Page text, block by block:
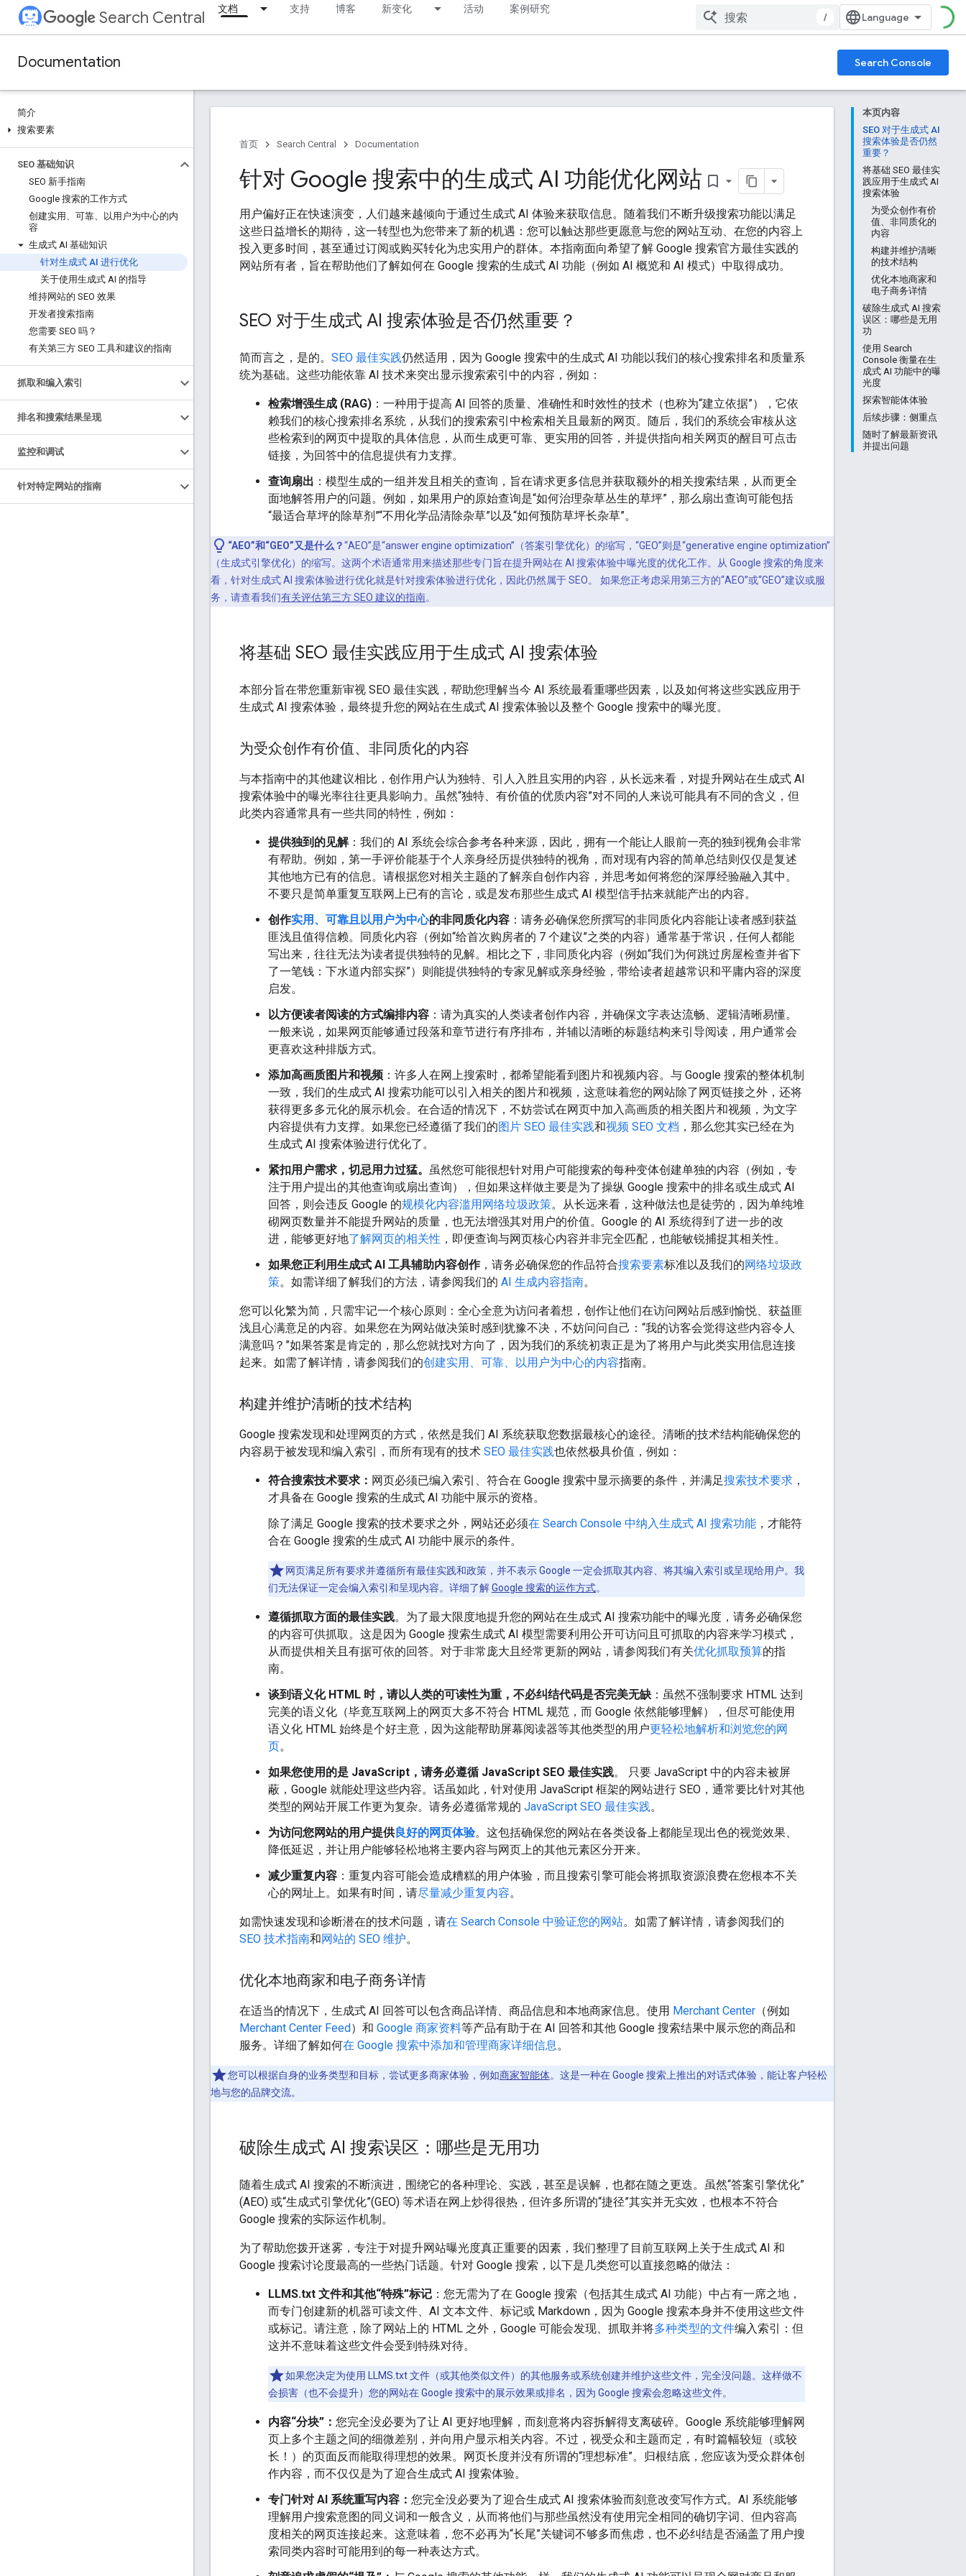
Search Central 文档 支持 博客 新变化 活动 案例研究
/
Documentation Search Console
简介
搜索要素
SEO 基础知识
SEO 新手指南
Google 搜索的工作方式
创建实用、可靠、以用户为中心的内
容
生成式 AI 基础知识
针对生成式 AI 进行优化
关于使用生成式 AI 的指导
维持网站的 SEO 效果
开发者搜索指南
您需要 SEO 吗？
有关第三方 SEO 工具和建议的指南
抓取和编入索引
排名和搜索结果呈现
监控和调试
针对特定网站的指南
本页内容
SEO 对于生成式 AI
搜索体验是否仍然
重要？
将基础 SEO 最佳实
践应用于生成式 AI
搜索体验
为受众创作有价
值、非同质化的
内容
构建并维护清晰
的技术结构
优化本地商家和
电子商务详情
破除生成式 AI 搜索
误区：哪些是无用
功
使用 Search
Console 衡量在生
成式 AI 功能中的曝
光度
探索智能体体验
后续步骤：侧重点
随时了解最新资讯
并提出问题
首页 Search Central Documentation
针对 Google 搜索中的生成式 AI 功能优化网站 bookmark_border
用户偏好正在快速演变，人们越来越倾向于通过生成式 AI 体验来获取信息。随着我们不断升级搜索功能以满足
这些日益增长的期待，这一转型也为您带来了新的机遇：您可以触达那些更愿意与您的网站互动、在您的内容上
投入更多时间，甚至通过订阅或购买转化为忠实用户的群体。本指南面向希望了解 Google 搜索官方最佳实践的
网站所有者，旨在帮助他们了解如何在 Google 搜索的生成式 AI 功能（例如 AI 概览和 AI 模式）中取得成功。
SEO 对于生成式 AI 搜索体验是否仍然重要？
简而言之，是的。 SEO 最佳实践仍然适用，因为 Google 搜索中的生成式 AI 功能以我们的核心搜索排名和质量系
统为基础。这些功能依靠 AI 技术来突出显示搜索索引中的内容，例如：
检索增强生成 (RAG) ：一种用于提高 AI 回答的质量、准确性和时效性的技术（也称为“建立依据”），它依
赖我们的核心搜索排名系统，从我们的搜索索引中检索相关且最新的网页。随后，我们的系统会审核从这
些检索到的网页中提取的具体信息，从而生成更可靠、更实用的回答，并提供指向相关网页的醒目可点击
链接，为回答中的信息提供有力支撑。
查询扇出 ：模型生成的一组并发且相关的查询，旨在请求更多信息并获取额外的相关搜索结果，从而更全
面地解答用户的问题。例如，如果用户的原始查询是“如何治理杂草丛生的草坪”，那么扇出查询可能包括
“最适合草坪的除草剂”“不用化学品清除杂草”以及“如何预防草坪长杂草”。
“AEO”和“GEO”又是什么？“AEO”是“answer engine optimization”（答案引擎优化）的缩写，“GEO”则是“generative engine optimization”
（生成式引擎优化）的缩写。这两个术语通常用来描述那些专门旨在提升网站在 AI 搜索体验中曝光度的优化工作。从 Google 搜索的角度来
看，针对生成式 AI 搜索体验进行优化就是针对搜索体验进行优化，因此仍然属于 SEO。 如果您正考虑采用第三方的“AEO”或“GEO”建议或服
务，请查看我们有关评估第三方 SEO 建议的指南。
将基础 SEO 最佳实践应用于生成式 AI 搜索体验
本部分旨在带您重新审视 SEO 最佳实践，帮助您理解当今 AI 系统最看重哪些因素，以及如何将这些实践应用于
生成式 AI 搜索体验，最终提升您的网站在生成式 AI 搜索体验以及整个 Google 搜索中的曝光度。
为受众创作有价值、非同质化的内容
与本指南中的其他建议相比，创作用户认为独特、引人入胜且实用的内容，从长远来看，对提升网站在生成式 AI
搜索体验中的曝光率往往更具影响力。虽然“独特、有价值的优质内容”对不同的人来说可能具有不同的含义，但
此类内容通常具有一些共同的特性，例如：
提供独到的见解：我们的 AI 系统会综合参考各种来源，因此，拥有一个能让人眼前一亮的独到视角会非常
有帮助。例如，第一手评价能基于个人亲身经历提供独特的视角，而对现有内容的简单总结则仅仅是复述
其他地方已有的信息。请根据您对相关主题的了解亲自创作内容，并思考如何将您的深厚经验融入其中。
不要只是简单重复互联网上已有的言论，或是发布那些生成式 AI 模型信手拈来就能产出的内容。
创作实用、可靠且以用户为中心的非同质化内容 ：请务必确保您所撰写的非同质化内容能让读者感到获益
匪浅且值得信赖。同质化内容（例如“给首次购房者的 7 个建议”之类的内容）通常基于常识，任何人都能
写出来，往往无法为读者提供独特的见解。相比之下，非同质化内容（例如“我们为何跳过房屋检查并省下
了一笔钱：下水道内部实探”）则能提供独特的专家见解或亲身经验，带给读者超越常识和平庸内容的深度
启发。
以方便读者阅读的方式编排内容 ：请为真实的人类读者创作内容，并确保文字表达流畅、逻辑清晰易懂。
一般来说，如果网页能够通过段落和章节进行有序排布，并辅以清晰的标题结构来引导阅读，用户通常会
更喜欢这种排版方式。
添加高画质图片和视频 ：许多人在网上搜索时，都希望能看到图片和视频内容。与 Google 搜索的整体机制
一致，我们的生成式 AI 搜索功能可以引入相关的图片和视频，这意味着您的网站除了网页链接之外，还将
获得更多多元化的展示机会。在合适的情况下，不妨尝试在网页中加入高画质的相关图片和视频，为文字
内容提供有力支撑。如果您已经遵循了我们的图片 SEO 最佳实践和视频 SEO 文档 ，那么您其实已经在为
生成式 AI 搜索体验进行优化了。
紧扣用户需求，切忌用力过猛。 虽然您可能很想针对用户可能搜索的每种变体创建单独的内容（例如，专
注于用户提出的其他查询或扇出查询），但如果这样做主要是为了操纵 Google 搜索中的排名或生成式 AI
回答，则会违反 Google 的规模化内容滥用网络垃圾政策。从长远来看，这种做法也是徒劳的，因为单纯堆
砌网页数量并不能提升网站的质量，也无法增强其对用户的价值。Google 的 AI 系统得到了进一步的改
进，能够更好地了解网页的相关性 ，即便查询与网页核心内容并非完全匹配，也能敏锐捕捉其相关性。
如果您正利用生成式 AI 工具辅助内容创作，请务必确保您的作品符合搜索要素标准以及我们的网络垃圾政
策。如需详细了解我们的方法，请参阅我们的 AI 生成内容指南。
您可以化繁为简，只需牢记一个核心原则：全心全意为访问者着想，创作让他们在访问网站后感到愉悦、获益匪
浅且心满意足的内容。如果您在为网站做决策时感到犹豫不决，不妨问问自己：“我的访客会觉得这些内容令人
满意吗？”如果答案是肯定的，那么您就找对方向了，因为我们的系统初衷正是为了将用户与此类实用信息连接
起来。如需了解详情，请参阅我们的创建实用、可靠、以用户为中心的内容指南。
构建并维护清晰的技术结构
Google 搜索发现和处理网页的方式，依然是我们 AI 系统获取您数据最核心的途径。清晰的技术结构能确保您的
内容易于被发现和编入索引，而所有现有的技术 SEO 最佳实践也依然极具价值，例如：
符合搜索技术要求： 网页必须已编入索引、符合在 Google 搜索中显示摘要的条件，并满足搜索技术要求 ，
才具备在 Google 搜索的生成式 AI 功能中展示的资格。
除了满足 Google 搜索的技术要求之外，网站还必须在 Search Console 中纳入生成式 AI 搜索功能 ，才能符
合在 Google 搜索的生成式 AI 功能中展示的条件。
网页满足所有要求并遵循所有最佳实践和政策，并不表示 Google 一定会抓取其内容、将其编入索引或呈现给用户。我
们无法保证一定会编入索引和呈现内容。详细了解Google 搜索的运作方式。
遵循抓取方面的最佳实践。为了最大限度地提升您的网站在生成式 AI 搜索功能中的曝光度，请务必确保您
的内容可供抓取。这是因为 Google 搜索生成式 AI 模型需要利用公开可访问且可抓取的内容来学习模式，
从而提供相关且有据可依的回答。对于非常庞大且经常更新的网站，请参阅我们有关优化抓取预算的指
南。
谈到语义化 HTML 时，请以人类的可读性为重，不必纠结代码是否完美无缺 ：虽然不强制要求 HTML 达到
完美的语义化（毕竟互联网上的网页大多不符合 HTML 规范，而 Google 依然能够理解），但尽可能使用
语义化 HTML 始终是个好主意，因为这能帮助屏幕阅读器等其他类型的用户更轻松地解析和浏览您的网
页。
如果您使用的是 JavaScript，请务必遵循 JavaScript SEO 最佳实践。 只要 JavaScript 中的内容未被屏
蔽，Google 就能处理这些内容。话虽如此，针对使用 JavaScript 框架的网站进行 SEO，通常要比针对其他
类型的网站开展工作更为复杂。请务必遵循常规的 JavaScript SEO 最佳实践。
为访问您网站的用户提供良好的网页体验。这包括确保您的网站在各类设备上都能呈现出色的视觉效果、
降低延迟，并让用户能够轻松地将主要内容与网页上的其他元素区分开来。
减少重复内容 ：重复内容可能会造成糟糕的用户体验，而且搜索引擎可能会将抓取资源浪费在您根本不关
心的网址上。如果有时间，请尽量减少重复内容。
如需快速发现和诊断潜在的技术问题，请在 Search Console 中验证您的网站。如需了解详情，请参阅我们的
SEO 技术指南和网站的 SEO 维护。
优化本地商家和电子商务详情
在适当的情况下，生成式 AI 回答可以包含商品详情、商品信息和本地商家信息。使用 Merchant Center （例如
Merchant Center Feed）和 Google 商家资料等产品有助于在 AI 回答和其他 Google 搜索结果中展示您的商品和
服务。详细了解如何在 Google 搜索中添加和管理商家详细信息。
您可以根据自身的业务类型和目标，尝试更多商家体验，例如商家智能体。这是一种在 Google 搜索上推出的对话式体验，能让客户轻松
地与您的品牌交流。
破除生成式 AI 搜索误区：哪些是无用功
随着生成式 AI 搜索的不断演进，围绕它的各种理论、实践，甚至是误解，也都在随之更迭。虽然“答案引擎优化”
(AEO) 或“生成式引擎优化”(GEO) 等术语在网上炒得很热，但许多所谓的“捷径”其实并无实效，也根本不符合
Google 搜索的实际运作机制。
为了帮助您拨开迷雾，专注于对提升网站曝光度真正重要的因素，我们整理了目前互联网上关于生成式 AI 和
Google 搜索讨论度最高的一些热门话题。针对 Google 搜索，以下是几类您可以直接忽略的做法：
LLMS.txt 文件和其他“特殊”标记 ：您无需为了在 Google 搜索（包括其生成式 AI 功能）中占有一席之地，
而专门创建新的机器可读文件、AI 文本文件、标记或 Markdown，因为 Google 搜索本身并不使用这些文件
或标记。请注意，除了网站上的 HTML 之外，Google 可能会发现、抓取并将多种类型的文件编入索引：但
这并不意味着这些文件会受到特殊对待。
如果您决定为使用 LLMS.txt 文件（或其他类似文件）的其他服务或系统创建并维护这些文件，完全没问题。这样做不
会损害（也不会提升）您的网站在 Google 搜索中的展示效果或排名，因为 Google 搜索会忽略这些文件。
内容“分块”： 您完全没必要为了让 AI 更好地理解，而刻意将内容拆解得支离破碎。Google 系统能够理解网
页上多个主题之间的细微差别，并向用户显示相关内容。不过，视受众和主题而定，有时篇幅较短（或较
长！）的页面反而能取得理想的效果。网页长度并没有所谓的“理想标准”。归根结底，您应该为受众群体创
作内容，而不仅仅是为了迎合生成式 AI 搜索体验。
专门针对 AI 系统重写内容： 您完全没必要为了迎合生成式 AI 搜索体验而刻意改变写作方式。AI 系统能够
理解用户搜索意图的同义词和一般含义，从而将他们与那些虽然没有使用完全相同的确切字词、但内容高
度相关的网页连接起来。这意味着，您不必再为“长尾”关键词不够多而焦虑，也不必纠结是否涵盖了用户搜
索同类内容时可能用到的每一种表达方式。